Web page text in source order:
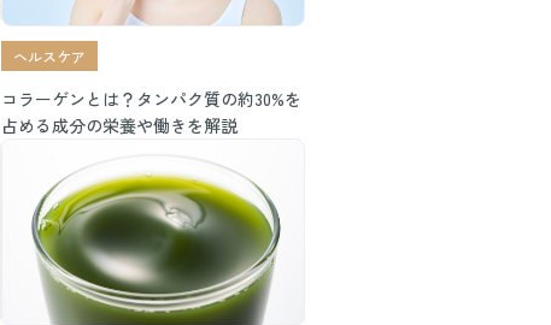
ヘルスケア
コラーゲンとは？タンパク質の約30%を
占める成分の栄養や働きを解説